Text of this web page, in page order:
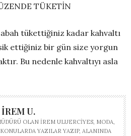
TÜKETİN
tükettiğiniz kadar kahvaltı
ettiğiniz bir gün size yorgun
Bu nedenle kahvaltıyı asla
İREM U.
OLAN İREM ULUERCIYES, MODA,
YAZILAR YAZIP, ALANINDA